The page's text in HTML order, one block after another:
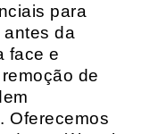
para
da
face e
de
Oferecemos